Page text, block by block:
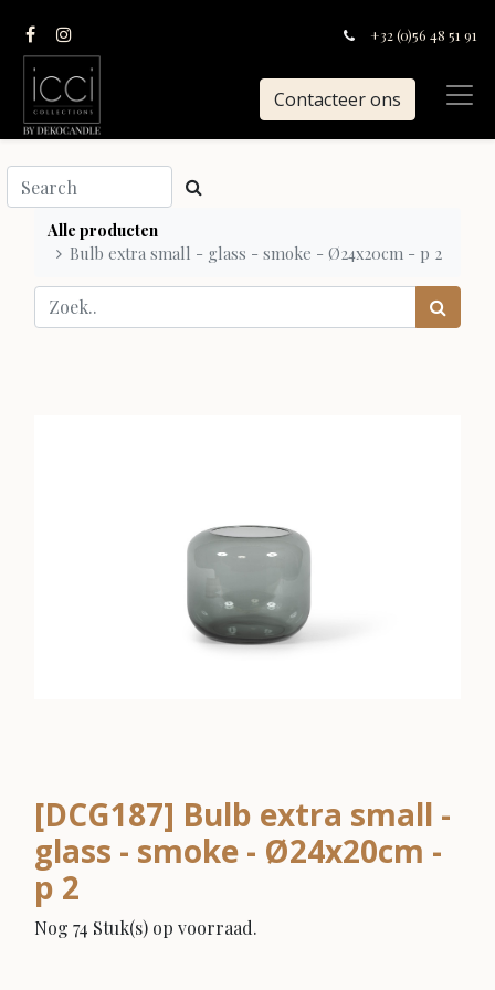
+32 (0)56 48 51 91
Contacteer ons
Alle producten
Bulb extra small - glass - smoke - Ø24x20cm - p 2
[DCG187] Bulb extra small -
glass - smoke - Ø24x20cm -
p 2
Nog 74 Stuk(s) op voorraad.